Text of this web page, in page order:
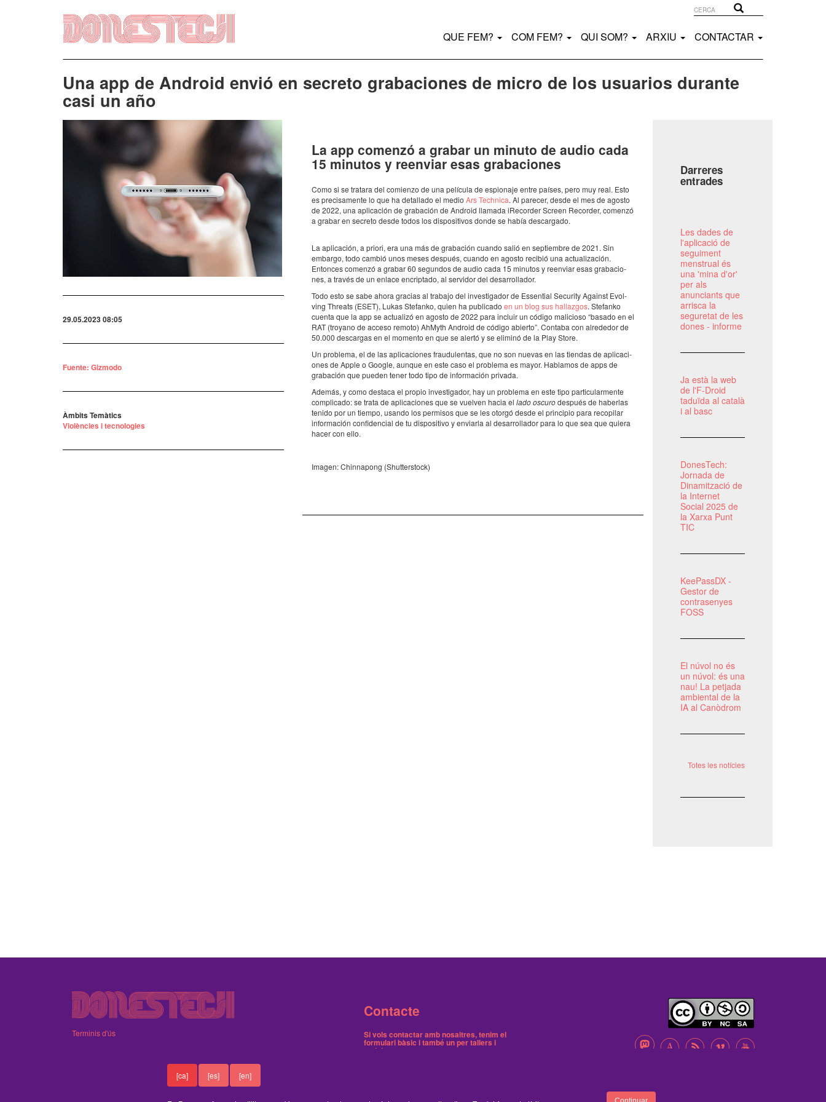
[ca] [es] [en]
Main
QUE FEM? COM FEM? QUI SOM? ARXIU CONTACTAR
Una app de Android envió en secreto grabaciones de micro de los usuarios durante
casi un año
Imatge
29.05.2023 08:05
Fuente: Gizmodo
Àmbits Temàtics
Violències i tecnologies
La app comenzó a grabar un minuto de audio cada
15 minu­tos y reen­viar esas graba­ci­o­nes
Como si se tratara del comi­enzo de una pelí­cula de espi­o­naje entre países, pero muy real. Esto
es preci­sa­mente lo que ha deta­llado el medio Ars Tech­nica. Al pare­cer, desde el mes de agosto
de 2022, una apli­ca­ción de graba­ción de Android llamada iRecor­der Screen Recor­der, comenzó
a grabar en secreto desde todos los dispo­si­ti­vos donde se había descar­gado.
La apli­ca­ción, a priori, era una más de graba­ción cuando salió en septi­em­bre de 2021. Sin
embargo, todo cambió unos meses después, cuando en agosto reci­bió una actu­a­li­za­ción.
Enton­ces comenzó a grabar 60 segun­dos de audio cada 15 minu­tos y reen­viar esas graba­ci­o­
nes, a través de un enlace encrip­tado, al servi­dor del desar­ro­lla­dor.
Todo esto se sabe ahora gracias al trabajo del inves­ti­ga­dor de Essen­tial Secu­rity Against Evol­
ving Thre­ats (ESET), Lukas Stefanko, quien ha publi­cado en un blog sus hallaz­gos. Stefanko
cuenta que la app se actu­a­lizó en agosto de 2022 para incluir un código mali­ci­oso “basado en el
RAT (troyano de acceso remoto) AhMyth Android de código abierto”. Contaba con alre­de­dor de
50.000 descar­gas en el momento en que se alertó y se eliminó de la Play Store.
Un problema, el de las apli­ca­ci­o­nes frau­du­len­tas, que no son nuevas en las tien­das de apli­ca­ci­
o­nes de Apple o Google, aunque en este caso el problema es mayor. Habla­mos de apps de
graba­ción que pueden tener todo tipo de infor­ma­ción privada.
Además, y como destaca el propio inves­ti­ga­dor, hay un problema en este tipo parti­cu­lar­mente
compli­cado: se trata de apli­ca­ci­o­nes que se vuel­ven hacia el lado oscurodespués de haber­las
tenido por un tiempo, usando los permi­sos que se les otorgó desde el prin­ci­pio para reco­pi­lar
infor­ma­ción confi­den­cial de tu dispo­si­tivo y envi­arla al desar­ro­lla­dor para lo que sea que quiera
hacer con ello.
Imagen: Chin­na­pong (Shut­ters­tock)
Darreres
entrades
Les dades de
l'aplicació de
seguiment
menstrual és
una 'mina d'or'
per als
anunciants que
arrisca la
seguretat de les
dones - informe
Ja està la web
de l'F-Droid
taduïda al català
i al basc
DonesTech:
Jornada de
Dinamització de
la Internet
Social 2025 de
la Xarxa Punt
TIC
KeePassDX -
Gestor de
contrasenyes
FOSS
El núvol no és
un núvol: és una
nau! La petjada
ambiental de la
IA al Canòdrom
Totes les notícies
Terminis d'ús
Contacte
Si vols contactar amb nosaltres, tenim el
formulari bàsic i tambéun per tallers i
activitats
Tenim dos butlletins, un trimestral de notícies i
A B C D